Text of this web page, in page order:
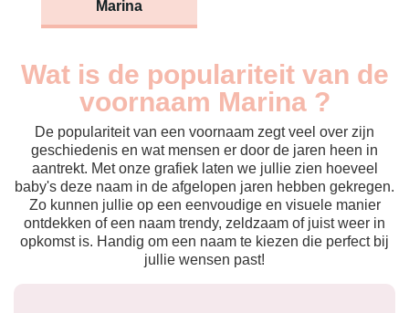
Marina
Wat is de populariteit van de
voornaam Marina ?
De populariteit van een voornaam zegt veel over zijn
geschiedenis en wat mensen er door de jaren heen in
aantrekt. Met onze grafiek laten we jullie zien hoeveel
baby's deze naam in de afgelopen jaren hebben gekregen.
Zo kunnen jullie op een eenvoudige en visuele manier
ontdekken of een naam trendy, zeldzaam of juist weer in
opkomst is. Handig om een naam te kiezen die perfect bij
jullie wensen past!
Année
Nouveaux-
nés
2010
12
2011
23
2012
15
2013
13
2014
13
2015
6
2016
14